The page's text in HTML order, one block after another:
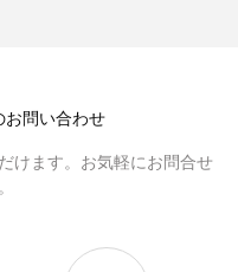
お問い合わせ
けます。お気軽にお問合せ